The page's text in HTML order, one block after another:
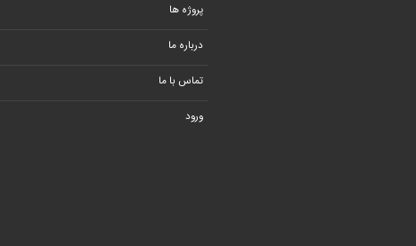
پروژه ها
درباره ما
تماس با ما
ورود